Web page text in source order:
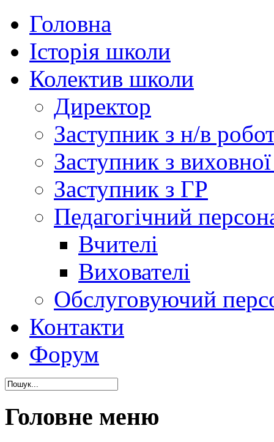
Головна
Історія школи
Колектив школи
Директор
Заступник з н/в
Заступник з
Заступник з ГР
Педагогічний
Вчителі
Вихователі
Обслуговуючий
Контакти
Форум
Головне меню